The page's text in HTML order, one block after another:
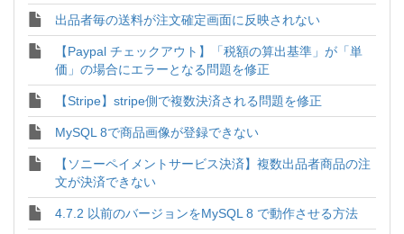
出品者毎の送料が注文確定画面に反映されない
【Paypal チェックアウト】「税額の算出基準」が「単
価」の場合にエラーとなる問題を修正
【Stripe】stripe側で複数決済される問題を修正
MySQL 8で商品画像が登録できない
【ソニーペイメントサービス決済】複数出品者商品の注
文が決済できない
4.7.2 以前のバージョンをMySQL 8 で動作させる方法